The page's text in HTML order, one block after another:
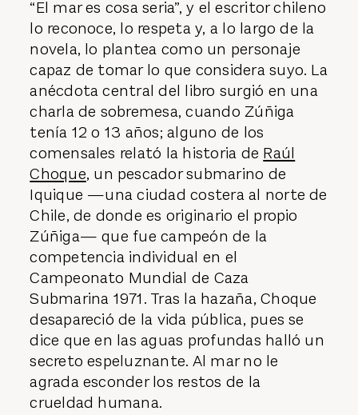
“El mar es cosa seria”, y el escritor chileno
lo reconoce, lo respeta y, a lo largo de la
novela, lo plantea como un personaje
capaz de tomar lo que considera suyo. La
anécdota central del libro surgió en una
charla de sobremesa, cuando Zúñiga
tenía 12 o 13 años; alguno de los
comensales relató la historia de Raúl
Choque, un pescador submarino de
Iquique —una ciudad costera al norte de
Chile, de donde es originario el propio
Zúñiga— que fue campeón de la
competencia individual en el
Campeonato Mundial de Caza
Submarina 1971. Tras la hazaña, Choque
desapareció de la vida pública, pues se
dice que en las aguas profundas halló un
secreto espeluznante. Al mar no le
agrada esconder los restos de la
crueldad humana.